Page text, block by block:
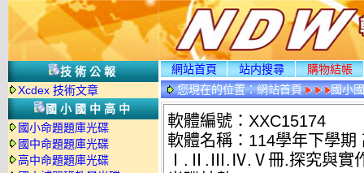
技術公報
Xcdex 技術文章
國小國中高中
國小命題題庫光碟
國中命題題庫光碟
高中命題題庫光碟
網站首頁 站内搜尋
購物結帳
您現在的位置：網站首頁 國小
軟體編號：XXC15174
軟體名稱：114學年下學
Ⅰ.Ⅱ.Ⅲ.Ⅳ.Ⅴ冊.探究與實作